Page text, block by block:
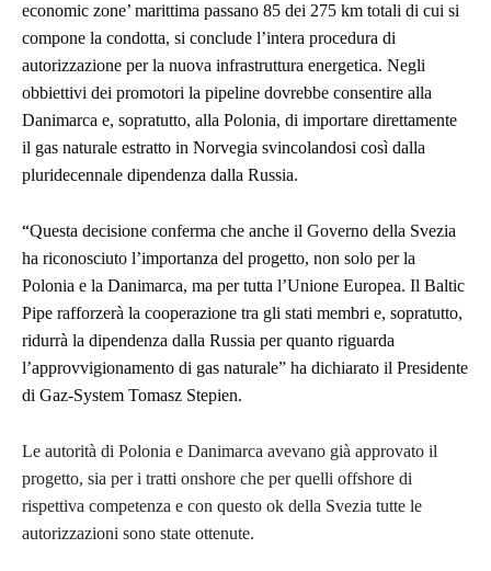
economic zone’ marittima passano 85 dei 275 km totali di cui si
compone la condotta, si conclude l’intera procedura di
autorizzazione per la nuova infrastruttura energetica. Negli
obbiettivi dei promotori la pipeline dovrebbe consentire alla
Danimarca e, sopratutto, alla Polonia, di importare direttamente
il gas naturale estratto in Norvegia svincolandosi così dalla
pluridecennale dipendenza dalla Russia.
“Questa decisione conferma che anche il Governo della Svezia
ha riconosciuto l’importanza del progetto, non solo per la
Polonia e la Danimarca, ma per tutta l’Unione Europea. Il Baltic
Pipe rafforzerà la cooperazione tra gli stati membri e, sopratutto,
ridurrà la dipendenza dalla Russia per quanto riguarda
l’approvvigionamento di gas naturale” ha dichiarato il Presidente
di Gaz-System Tomasz Stepien.
Le autorità di Polonia e Danimarca avevano già approvato il
progetto, sia per i tratti onshore che per quelli offshore di
rispettiva competenza e con questo ok della Svezia tutte le
autorizzazioni sono state ottenute.